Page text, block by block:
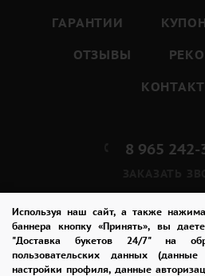
Используя наш сайт, а также
баннера кнопку «Принять», вы даете
"Доставка букетов 24/7" на
пользовательских данных
настройки профиля, данные
ГАРАНТИИ
КУПОН
ОТЗЫВЫ
8 965 242-
бул.
ТЦ